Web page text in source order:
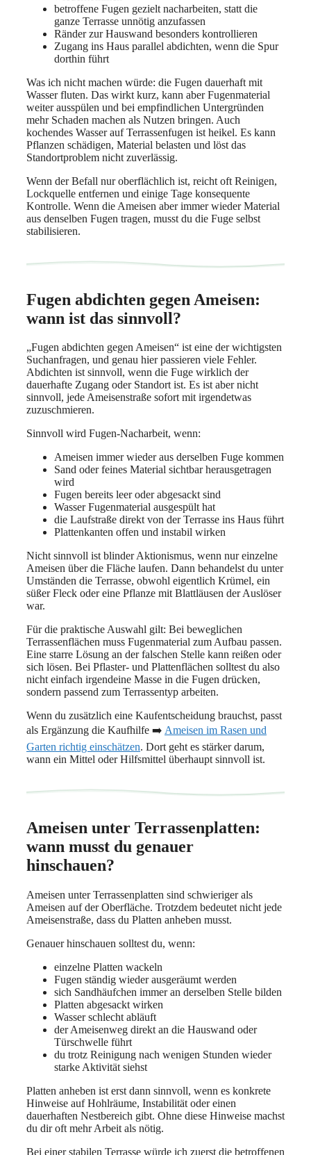
betroffene Fugen gezielt nacharbeiten, statt die
ganze Terrasse unnötig anzufassen
Ränder zur Hauswand besonders kontrollieren
Zugang ins Haus parallel abdichten, wenn die Spur
dorthin führt
Was ich nicht machen würde: die Fugen dauerhaft mit
Wasser fluten. Das wirkt kurz, kann aber Fugenmaterial
weiter ausspülen und bei empfindlichen Untergründen
mehr Schaden machen als Nutzen bringen. Auch
kochendes Wasser auf Terrassenfugen ist heikel. Es kann
Pflanzen schädigen, Material belasten und löst das
Standortproblem nicht zuverlässig.
Wenn der Befall nur oberflächlich ist, reicht oft Reinigen,
Lockquelle entfernen und einige Tage konsequente
Kontrolle. Wenn die Ameisen aber immer wieder Material
aus denselben Fugen tragen, musst du die Fuge selbst
stabilisieren.
Fugen abdichten gegen Ameisen:
wann ist das sinnvoll?
„Fugen abdichten gegen Ameisen“ ist eine der wichtigsten
Suchanfragen, und genau hier passieren viele Fehler.
Abdichten ist sinnvoll, wenn die Fuge wirklich der
dauerhafte Zugang oder Standort ist. Es ist aber nicht
sinnvoll, jede Ameisenstraße sofort mit irgendetwas
zuzuschmieren.
Sinnvoll wird Fugen-Nacharbeit, wenn:
Ameisen immer wieder aus derselben Fuge kommen
Sand oder feines Material sichtbar herausgetragen
wird
Fugen bereits leer oder abgesackt sind
Wasser Fugenmaterial ausgespült hat
die Laufstraße direkt von der Terrasse ins Haus führt
Plattenkanten offen und instabil wirken
Nicht sinnvoll ist blinder Aktionismus, wenn nur einzelne
Ameisen über die Fläche laufen. Dann behandelst du unter
Umständen die Terrasse, obwohl eigentlich Krümel, ein
süßer Fleck oder eine Pflanze mit Blattläusen der Auslöser
war.
Für die praktische Auswahl gilt: Bei beweglichen
Terrassenflächen muss Fugenmaterial zum Aufbau passen.
Eine starre Lösung an der falschen Stelle kann reißen oder
sich lösen. Bei Pflaster- und Plattenflächen solltest du also
nicht einfach irgendeine Masse in die Fugen drücken,
sondern passend zum Terrassentyp arbeiten.
Wenn du zusätzlich eine Kaufentscheidung brauchst, passt
als Ergänzung die Kaufhilfe ➡️ Ameisen im Rasen und
Garten richtig einschätzen. Dort geht es stärker darum,
wann ein Mittel oder Hilfsmittel überhaupt sinnvoll ist.
Ameisen unter Terrassenplatten:
wann musst du genauer
hinschauen?
Ameisen unter Terrassenplatten sind schwieriger als
Ameisen auf der Oberfläche. Trotzdem bedeutet nicht jede
Ameisenstraße, dass du Platten anheben musst.
Genauer hinschauen solltest du, wenn:
einzelne Platten wackeln
Fugen ständig wieder ausgeräumt werden
sich Sandhäufchen immer an derselben Stelle bilden
Platten abgesackt wirken
Wasser schlecht abläuft
der Ameisenweg direkt an die Hauswand oder
Türschwelle führt
du trotz Reinigung nach wenigen Stunden wieder
starke Aktivität siehst
Platten anheben ist erst dann sinnvoll, wenn es konkrete
Hinweise auf Hohlräume, Instabilität oder einen
dauerhaften Nestbereich gibt. Ohne diese Hinweise machst
du dir oft mehr Arbeit als nötig.
Bei einer stabilen Terrasse würde ich zuerst die betroffenen